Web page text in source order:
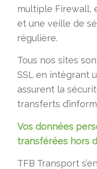
multiple Firewall,
et une veille de
régulière.
Tous nos sites
SSL en intégrant
assurent la
transferts
Vos données
transférées hors
TFB Transport